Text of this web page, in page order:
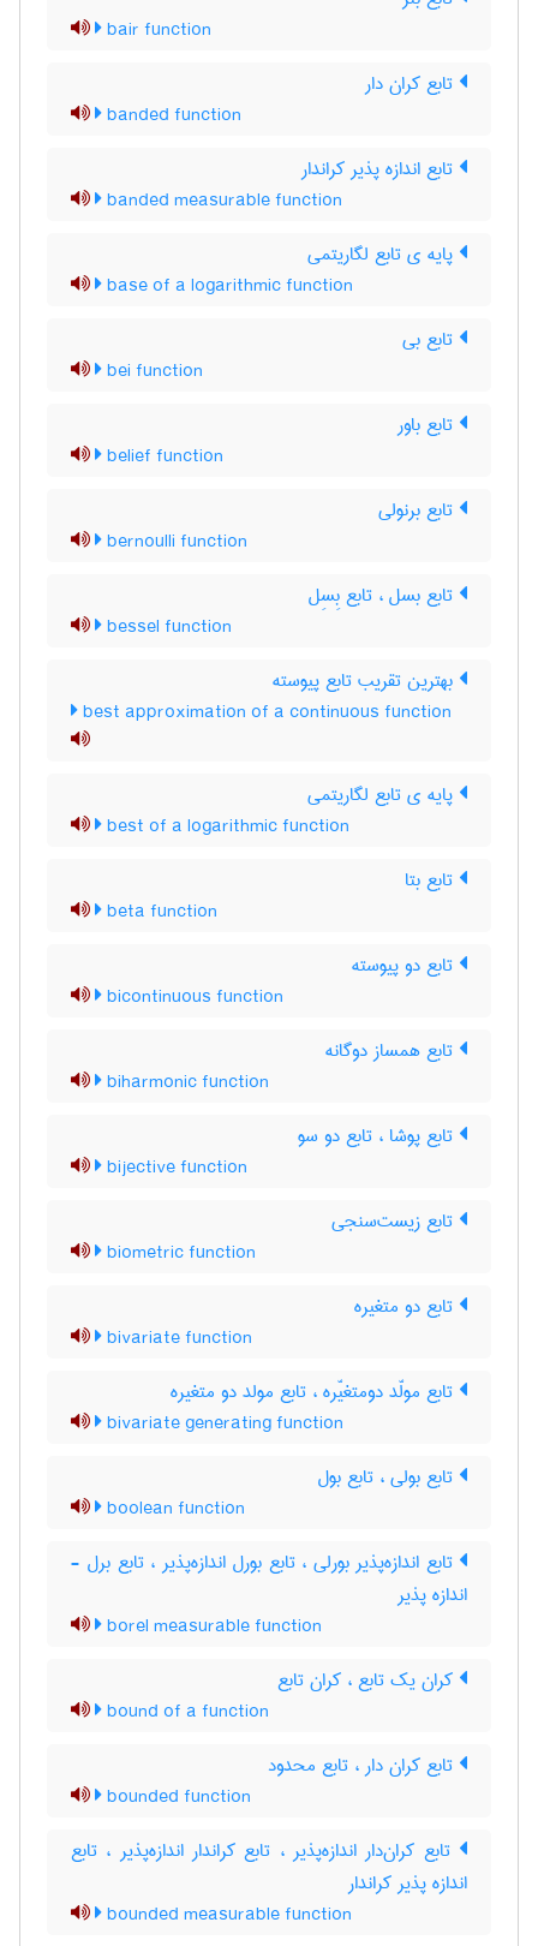
bair function
تابع کران دار
banded function
تابع اندازه پذیر کراندار
banded measurable function
پایه ی تابع لگاریتمی
base of a logarithmic function
تابع بی
bei function
تابع باور
belief function
تابع برنولی
bernoulli function
تابع بسل ، تابع بِسِل
bessel function
بهترین تقریب تابع پیوسته
best approximation of a continuous function
پایه ی تابع لگاریتمی
best of a logarithmic function
تابع بتا
beta function
تابع دو پیوسته
bicontinuous function
تابع همساز دوگانه
biharmonic function
تابع پوشا ، تابع دو سو
bijective function
تابع زیست‌سنجی
biometric function
تابع دو متغیره
bivariate function
تابع مولّد دومتغیّره ، تابع مولد دو متغیره
bivariate generating function
تابع بولی ، تابع بول
boolean function
تابع اندازه‌پذیر بورلی ، تابع بورل اندازه‌پذیر ، تابع برل -
اندازه پذیر
borel measurable function
کران یک تابع ، کران تابع
bound of a function
تابع کران دار ، تابع محدود
bounded function
تابع کران‌دار اندازه‌پذیر ، تابع کراندار اندازه‌پذیر ، تابع
اندازه پذیر کراندار
bounded measurable function